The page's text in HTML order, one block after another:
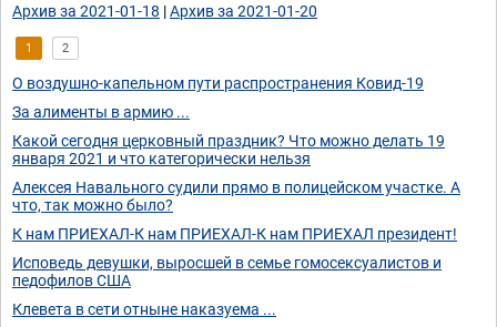
Архив за 2021-01-18 |Архив за 2021-01-20
1 2
О воздушно-капельном пути распространения Ковид-19
За алименты в армию ...
Какой сегодня церковный праздник? Что можно делать 19
января 2021 и что категорически нельзя
Алексея Навального судили прямо в полицейском участке. А
что, так можно было?
К нам ПРИЕХАЛ-К нам ПРИЕХАЛ-К нам ПРИЕХАЛ президент!
Исповедь девушки, выросшей в семье гомосексуалистов и
педофилов США
Клевета в сети отныне наказуема ...